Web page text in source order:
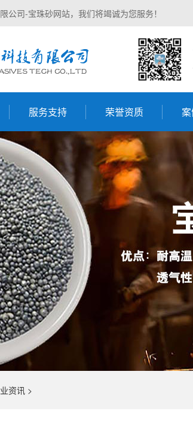
公司-宝珠砂网站，我们将竭诚为您服务！
服务支持 荣誉资质
资讯 >